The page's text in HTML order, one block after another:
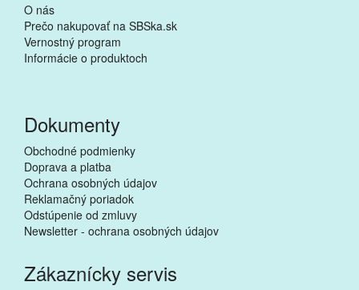
O nás
Prečo nakupovať na SBSka.sk
Vernostný program
Informácie o produktoch
Dokumenty
Obchodné podmienky
Doprava a platba
Ochrana osobných údajov
Reklamačný poriadok
Odstúpenie od zmluvy
Newsletter - ochrana osobných údajov
Zákaznícky servis